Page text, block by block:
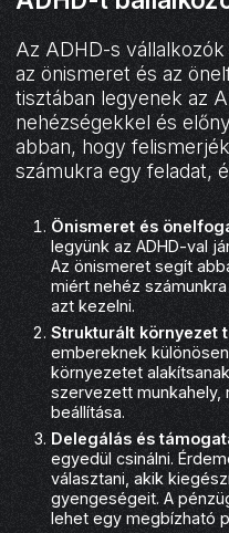
Az ADHD-s
az önismeret és az
tisztában legyenek az
nehézségekkel és
abban, hogy
számukra egy feladat,
Önismeret és
legyünk az ADHD-val
Az önismeret segít
miért nehéz
azt kezelni.
Strukturált környezet
embereknek
környezetet
szervezett munkahely,
beállítása.
Delegálás és
egyedül csinálni.
választani, akik
gyengeségeit. A
lehet egy megbízható